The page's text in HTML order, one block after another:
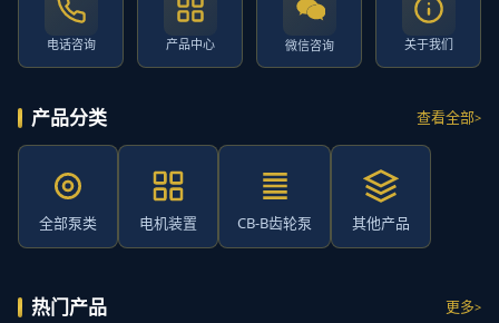
电话咨询 产品中心 微信咨询 关于我们
产品分类 查看全部
全部泵类 电机装置 CB-B齿轮泵 其他产品
热门产品 更多